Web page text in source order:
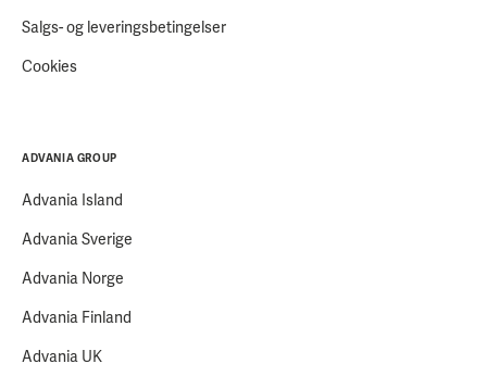
Salgs- og leveringsbetingelser
Cookies
ADVANIA GROUP
Advania Island
Advania Sverige
Advania Norge
Advania Finland
Advania UK